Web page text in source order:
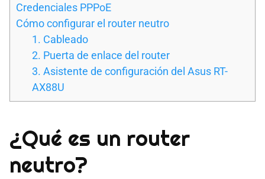
Credenciales PPPoE
Cómo configurar el router neutro
1. Cableado
2. Puerta de enlace del router
3. Asistente de configuración del Asus RT-
AX88U
¿Qué es un router
neutro?